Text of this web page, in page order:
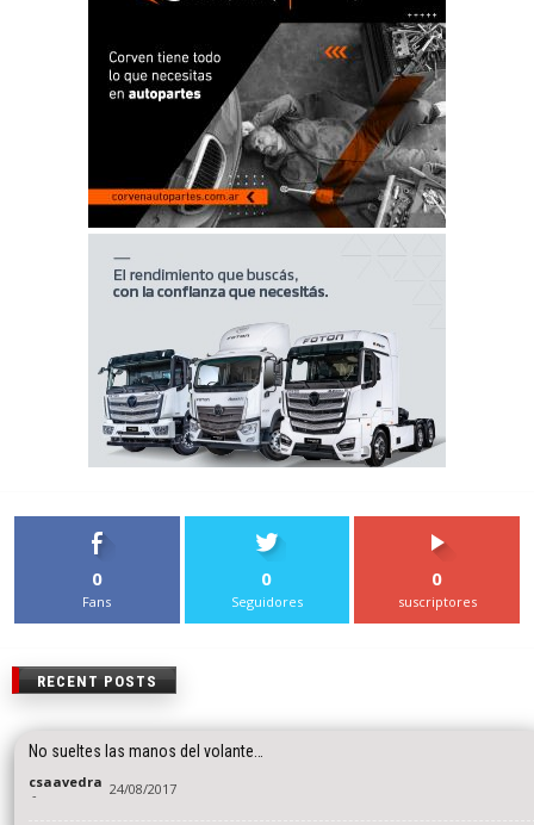
0
Fans
0
Seguidores
0
suscriptores
RECENT POSTS
No sueltes las manos del volante…
csaavedra
- 24/08/2017